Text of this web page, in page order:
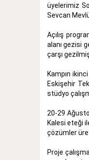
üyelerimiz
Sevcan
Açılış
alanı gezisi
çarşı
Kampın
Eskişehir
stüdyo
20-29
Kalesi eteği
çözümler
Proje